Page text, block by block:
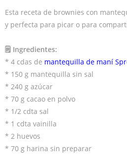
Esta receta de brownies con
y perfecta para picar o para
🗒 Ingredientes:
* 4 cdas de mantequilla de maní
* 150 g mantequilla sin sal
* 240 g azúcar
* 70 g cacao en polvo
* 1/2 cdta sal
* 1 cdta vainilla
* 2 huevos
* 70 g harina sin preparar